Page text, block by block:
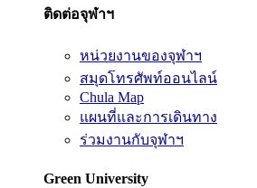
ติดต่อจุฬาฯ
หน่วยงานของจุฬาฯ
สมุดโทรศัพท์ออนไลน์
Chula Map
แผนที่และการเดินทาง
ร่วมงานกับจุฬาฯ
Green University